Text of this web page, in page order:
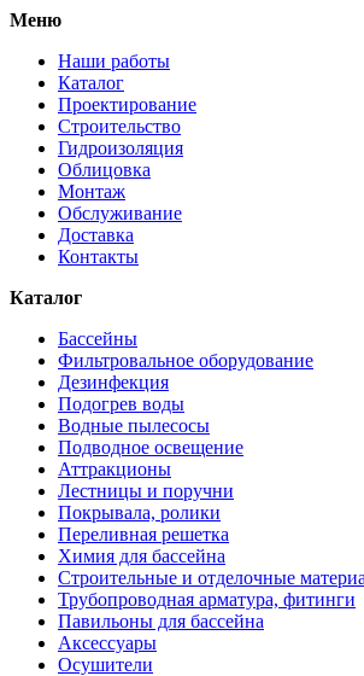
Меню
Наши работы
Каталог
Проектирование
Строительство
Гидроизоляция
Облицовка
Монтаж
Обслуживание
Доставка
Контакты
Каталог
Бассейны
Фильтровальное оборудование
Дезинфекция
Подогрев воды
Водные пылесосы
Подводное освещение
Аттракционы
Лестницы и поручни
Покрывала, ролики
Переливная решетка
Химия для бассейна
Строительные и отделочные
Трубопроводная арматура, фитинги
Павильоны для бассейна
Аксессуары
Осушители